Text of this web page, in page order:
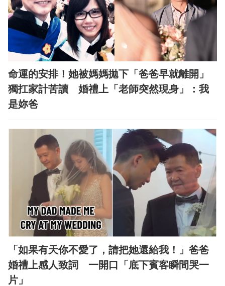
命運的安排！她被媽媽拋下「爸爸早就離開」
獨扛家計苦讀 婚禮上「老師突然現身」：我
是妳爸
「如果有天你不愛了，請把她還給我！」爸爸
婚禮上感人致詞 一開口「底下賓客瞬間哭一
片」